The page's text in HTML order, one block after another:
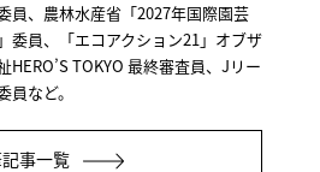
員、農林水産省「2027年国際園芸
委員、「エコアクション21」オブザ
HERO’S TOKYO 最終審査員、Jリー
など。
事一覧